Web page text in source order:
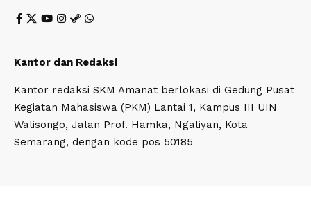
Kantor dan Redaksi
Kantor redaksi SKM Amanat berlokasi di Gedung Pusat
Kegiatan Mahasiswa (PKM) Lantai 1, Kampus III UIN
Walisongo, Jalan Prof. Hamka, Ngaliyan, Kota
Semarang, dengan kode pos 50185